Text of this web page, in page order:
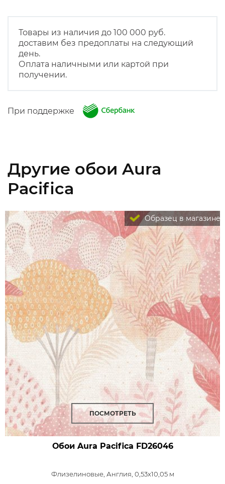
Товары из наличия до 100 000 руб.
доставим без предоплаты на следующий
день.
Оплата наличными или картой при
получении.
При поддержке
Другие обои Aura
Pacifica
Образец в магазине
ПОСМОТРЕТЬ
Обои Aura Pacifica FD26046
Флизелиновые, Англия, 0,53x10,05 м